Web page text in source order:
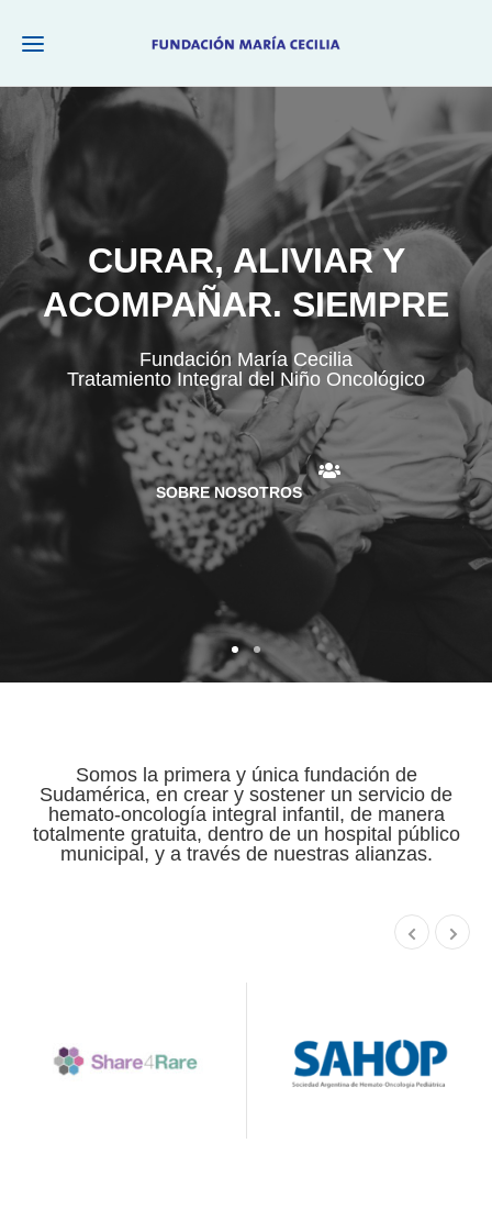
CÓMO AYUDAR
CURAR, ALIVIAR Y
ACOMPAÑAR. SIEMPRE
Fundación María Cecilia
Tratamiento Integral del Niño Oncológico
SOBRE NOSOTROS
CÓMO AYUDAR
CURAR, ALIVIAR Y
ACOMPAÑAR. SIEMPRE
Fundación María Cecilia
Tratamiento Integral del Niño Oncológico
SOBRE NOSOTROS
Somos la primera y única fundación de
Sudamérica, en crear y sostener un servicio de
hemato-oncología integral infantil, de manera
totalmente gratuita, dentro de un hospital público
municipal, y a través de nuestras alianzas.